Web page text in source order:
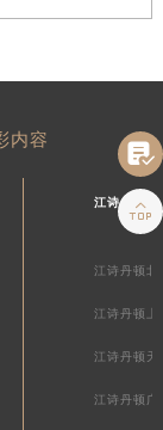
内容
江诗丹顿中
江诗丹顿北
江诗丹顿上
江诗丹顿天
江诗丹顿广

